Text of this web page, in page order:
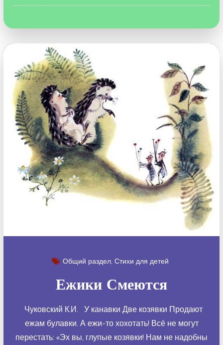
Звездочет.
Общий раздел Стихи для детей
Ежики Смеются
Чуковский К.И. У канавки Две козявки Продают
ежам булавки. А ежи-то хохотать! Всё не могут
перестать: «Эх вы, глупые козявки! Нам не надобны